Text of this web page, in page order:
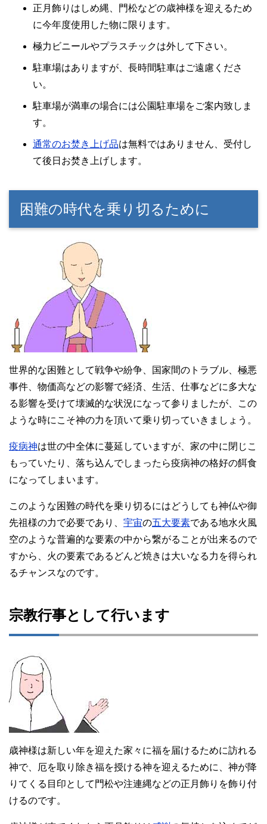
正月飾りはしめ縄、門松などの歳神様を迎えるため
に今年度使用した物に限ります。
極力ビニールやプラスチックは外して下さい。
駐車場はありますが、長時間駐車はご遠慮くださ
い。
駐車場が満車の場合には公園駐車場をご案内致しま
す。
通常のお焚き上げ品は無料ではありません、受付し
て後日お焚き上げします。
困難の時代を乗り切るために
世界的な困難として戦争や紛争、国家間のトラブル、極悪
事件、物価高などの影響で経済、生活、仕事などに多大な
る影響を受けて壊滅的な状況になって参りましたが、この
ような時にこそ神の力を頂いて乗り切っていきましょう。
疫病神は世の中全体に蔓延していますが、家の中に閉じこ
もっていたり、落ち込んでしまったら疫病神の格好の餌食
になってしまいます。
このような困難の時代を乗り切るにはどうしても神仏や御
先祖様の力で必要であり、 宇宙の五大要素である地水火風
空のような普遍的な要素の中から繋がることが出来るので
すから、火の要素であるどんど焼きは大いなる力を得られ
るチャンスなのです。
宗教行事として行います
歳神様は新しい年を迎えた家々に福を届けるために訪れる
神で、厄を取り除き福を授ける神を迎えるために、神が降
りてくる目印として門松や注連縄などの正月飾りを飾り付
けるのです。